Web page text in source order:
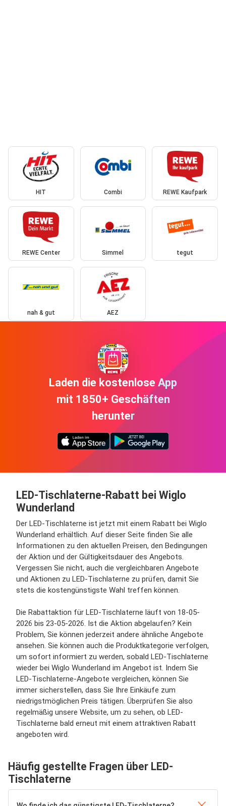
HIT Combi REWE Kaufpark
REWE Center Simmel tegut
nah & gut AEZ
Laden die kostenlose App
mit 1850+ Geschäften
herunter
LED-Tischlaterne-Rabatt bei Wiglo
Wunderland
Der LED-Tischlaterne ist jetzt mit einem Rabatt bei Wiglo
Wunderland erhältlich. Auf dieser Seite finden Sie alle
Informationen zu den aktuellen Preisen, den Bedingungen
der Aktion und der Gültigkeitsdauer des Angebots.
Vergessen Sie nicht, auch die vergleichbaren Angebote
und Aktionen zu LED-Tischlaterne zu prüfen, damit Sie
stets die kostengünstigste Wahl treffen können.
Die Rabattaktion für LED-Tischlaterne läuft von 18-05-
2026 bis 23-05-2026. Ist die Aktion abgelaufen? Kein
Problem, Sie können jederzeit andere ähnliche Angebote
ansehen. Sie können auch die Produktkategorie verfolgen,
um sofort informiert zu werden, sobald LED-Tischlaterne
wieder bei Wiglo Wunderland im Angebot ist. Indem Sie
LED-Tischlaterne-Angebote vergleichen, können Sie
immer sicherstellen, dass Sie Ihre Einkäufe zum
niedrigstmöglichen Preis tätigen. Überprüfen Sie also
regelmäßig unsere Website, um zu sehen, ob LED-
Tischlaterne bald erneut mit einem attraktiven Rabatt
angeboten wird.
Häufig gestellte Fragen über LED-
Tischlaterne